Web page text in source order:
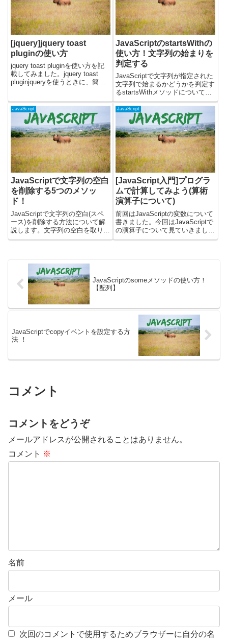
[jquery]jquery toast
pluginの使い方
jquery toast pluginを使い方を記
載してみました。jquery toast
pluginjqueryを使うときに、簡単
くだけでトーストが表示されま
す。公式のgith...
JavaScriptのstartsWithの
使い方！文字列の始まりを
判定する
JavaScriptで文字列が指定された
文字列で始まるかどうかを判定す
るstartsWithメソッドについて書
いています。startsWithメソッド
を使うと、文字列の先頭が特定の
文字列で始まるかどうかを簡単に
調べることができます。URLの...
JavaScript
JavaScriptで文字列の空白
を削除する5つのメソッ
ド！
JavaScriptで文字列の空白(スペ
ース)を削除する方法について解
説します。文字列の空白を取り除
くときには、文字列から下記の5
trimEnd・trimLeft・tri...
JavaScript
[JavaScript入門]プログラ
ムで計算してみよう(算術
演算子について)
前回はJavaScriptの変数について
書きました。今回はJavaScriptで
の演算子について見ていきましょ
う。最初にJavaScriptで、計算す
JavaScriptのsomeメソッドの使い方！
【配列】
JavaScriptでcopyイベントを設定する方
法 ！
コメント
コメントをどうぞ
メールアドレスが公開されることはありません。
コメント ※
名前
メール
次回のコメントで使用するためブラウザーに自分の名